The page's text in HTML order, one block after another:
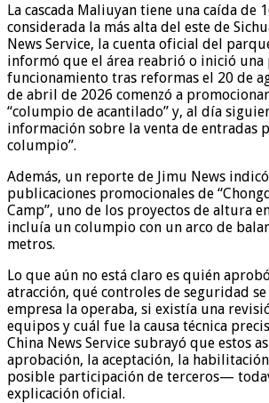
La cascada Maliuyan tiene una caída de
considerada la más alta del este de
News Service, la cuenta oficial del
informó que el área reabrió o inició una
funcionamiento tras reformas el 20 de
de abril de 2026 comenzó a
“columpio de acantilado” y, al día
información sobre la venta de entradas
columpio”.
Además, un reporte de Jimu News
publicaciones promocionales de
Camp”, uno de los proyectos de altura
incluía un columpio con un arco de
metros.
Lo que aún no está claro es quién
atracción, qué controles de seguridad
empresa la operaba, si existía una
equipos y cuál fue la causa técnica
China News Service subrayó que estos
aprobación, la aceptación, la
posible participación de terceros—
explicación oficial.